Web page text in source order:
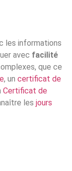
les informations
avec facilité
que ce
, un certificat de
Certificat de
les jours